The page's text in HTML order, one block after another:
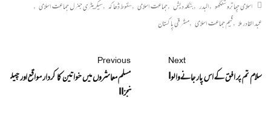
اسلامی چھاترو شنگھو ,البدر ,بنگلہ دیش ,جماعت اسلامی ,سقوط ڈھاکہ ,سیکریٹری جنرل جماعت اسلامی ,
عبدالقادر ملا ,قیم جماعت اسلامی ,مشرقی پاکستان
Previous
مسلم معاشروں میں خواتین کا کردار مواقع اور چیل
نجز!!
Next
سلام تم پر افق کے اس پار جانے والو!